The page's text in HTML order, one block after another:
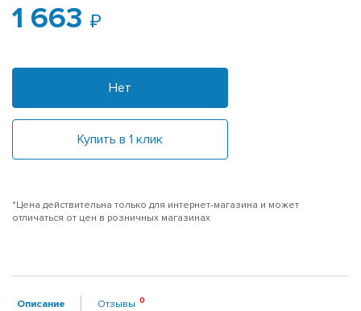
1 663
Нет
Купить в 1 клик
*Цена действительна только для интернет-магазина и может
отличаться от цен в розничных магазинах
Описание Отзывы